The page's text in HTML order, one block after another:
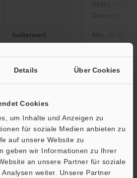
Details Über Cookies
Cookies
um Inhalte und Anzeigen zu
für soziale Medien anbieten zu
auf unsere Website zu
geben wir Informationen zu Ihrer
an unsere Partner für soziale
weiter. Unsere Partner
Diversey
Isolierwert Min. 20 MΩ
Umgebungstemper
-10 bis +50 °C
Relative
Luftfeuchtigkeit
Lagertemperatur
Stehspannung 1,000 VAC,